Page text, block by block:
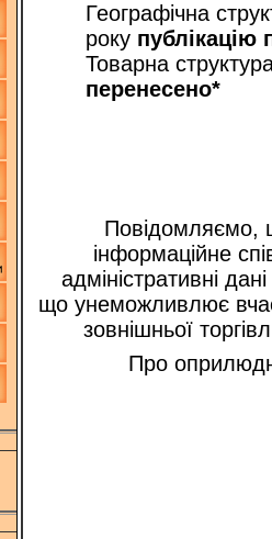
Географічна
року публікацію
Товарна структура
перенесено*
Повідомляємо,
інформаційне
адміністративні
що унеможливлює
зовнішньої
Про